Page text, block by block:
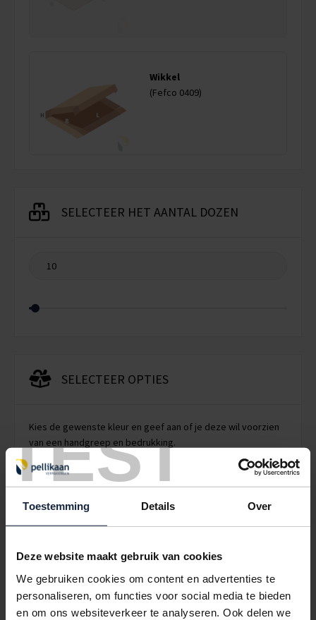
TEST
Toestemming Details Over
Deze website maakt gebruik van cookies
We gebruiken cookies om content en advertenties te
personaliseren, om functies voor social media te bieden
en om ons websiteverkeer te analyseren. Ook delen we
Wikkel
(Fefco 0409)
SELECTEER HET AANTAL DOZEN
SELECTEER OPTIES
Kies de gewenste kleur en geef aan of je deze wil voorzien
van een handgreep en bedrukking.
Meer informatie over onze opties
Kleur doos
Handvatten
Ja
Nee
Bedrukking